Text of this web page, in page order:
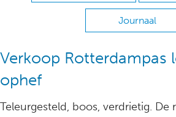
Journaal
Verkoop Rotterdampas
ophef
Teleurgesteld, boos, verdrietig. De